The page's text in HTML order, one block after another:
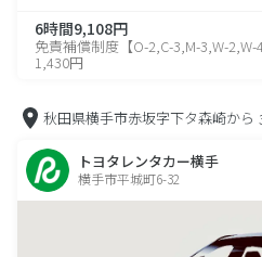
6時間9,108円
免責補償制度【O-2,C-3,M-3,W-2,W-
1,430円
秋田県横手市赤坂字下タ森崎から
トヨタレンタカー横手
横手市平城町6-32